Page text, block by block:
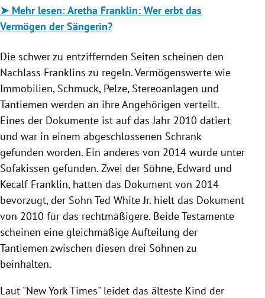
➤ Mehr lesen: Aretha Franklin: Wer erbt das
Vermögen der Sängerin?
Die schwer zu entziffernden Seiten scheinen den
Nachlass Franklins zu regeln. Vermögenswerte wie
Immobilien, Schmuck, Pelze, Stereoanlagen und
Tantiemen werden an ihre Angehörigen verteilt.
Eines der Dokumente ist auf das Jahr 2010 datiert
und war in einem abgeschlossenen Schrank
gefunden worden. Ein anderes von 2014 wurde unter
Sofakissen gefunden. Zwei der Söhne, Edward und
Kecalf Franklin, hatten das Dokument von 2014
bevorzugt, der Sohn Ted White Jr. hielt das Dokument
von 2010 für das rechtmäßigere. Beide Testamente
scheinen eine gleichmäßige Aufteilung der
Tantiemen zwischen diesen drei Söhnen zu
beinhalten.
Laut "New York Times" leidet das älteste Kind der